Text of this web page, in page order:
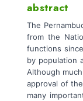
abstract
The
from the
functions
by population
Although
approval of
many